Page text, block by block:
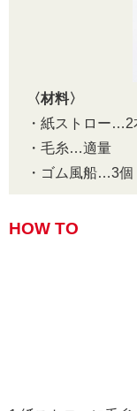
〈材料〉
・紙ストロー…2
・毛糸…適量
・ゴム風船…3個
HOW TO